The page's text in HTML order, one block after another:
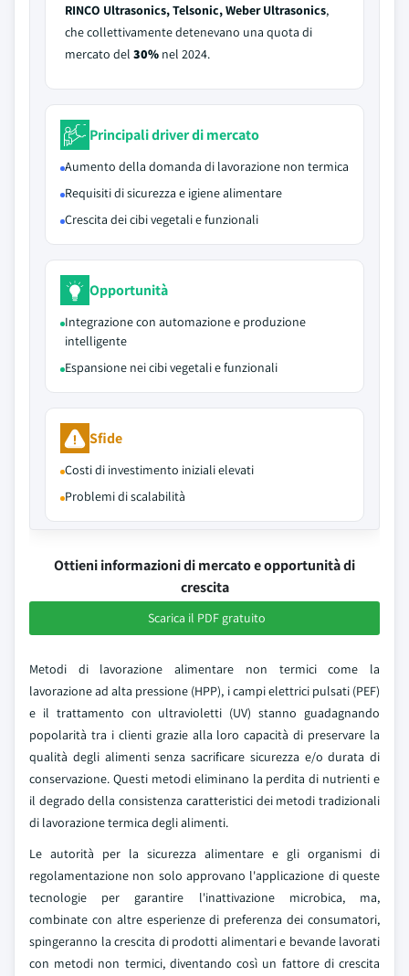
RINCO Ultrasonics, Telsonic, Weber Ultrasonics,
che collettivamente detenevano una quota di
mercato del 30% nel 2024.
Principali driver di mercato
Aumento della domanda di lavorazione non termica
Requisiti di sicurezza e igiene alimentare
Crescita dei cibi vegetali e funzionali
Opportunità
Integrazione con automazione e produzione
intelligente
Espansione nei cibi vegetali e funzionali
Sfide
Costi di investimento iniziali elevati
Problemi di scalabilità
Ottieni informazioni di mercato e opportunità di
crescita
Scarica il PDF gratuito
Metodi di lavorazione alimentare non termici come la
lavorazione ad alta pressione (HPP), i campi elettrici pulsati (PEF)
e il trattamento con ultravioletti (UV) stanno guadagnando
popolarità tra i clienti grazie alla loro capacità di preservare la
qualità degli alimenti senza sacrificare sicurezza e/o durata di
conservazione. Questi metodi eliminano la perdita di nutrienti e
il degrado della consistenza caratteristici dei metodi tradizionali
di lavorazione termica degli alimenti.
Le autorità per la sicurezza alimentare e gli organismi di
regolamentazione non solo approvano l'applicazione di queste
tecnologie per garantire l'inattivazione microbica, ma,
combinate con altre esperienze di preferenza dei consumatori,
spingeranno la crescita di prodotti alimentari e bevande lavorati
con metodi non termici, diventando così un fattore di crescita